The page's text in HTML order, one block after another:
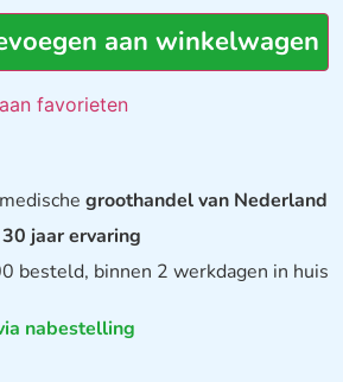
aan winkelwagen
favorieten
groothandel van Nederland
30 jaar ervaring
besteld, binnen 2 werkdagen in huis
nabestelling